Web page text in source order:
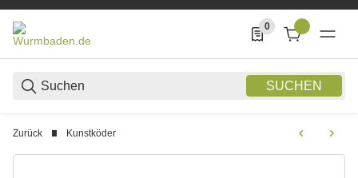
SUCHEN
0
0 Produkte in der
Zurück Kunstköder